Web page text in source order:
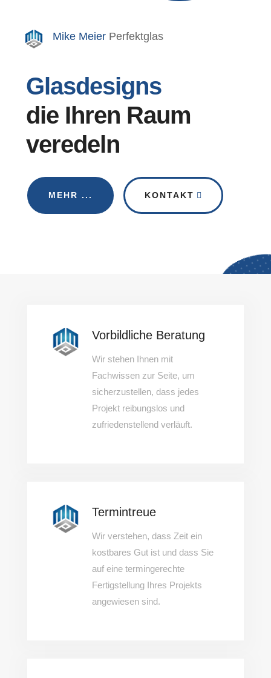
Mike MeierPerfektglas
Glasdesigns
die Ihren Raum
veredeln
MEHR ... KONTAKT
Vorbildliche Beratung
Wir stehen Ihnen mit
Fachwissen zur Seite, um
sicherzustellen, dass jedes
Projekt reibungslos und
zufriedenstellend verläuft.
Termintreue
Wir verstehen, dass Zeit ein
kostbares Gut ist und dass Sie
auf eine termingerechte
Fertigstellung Ihres Projekts
angewiesen sind.